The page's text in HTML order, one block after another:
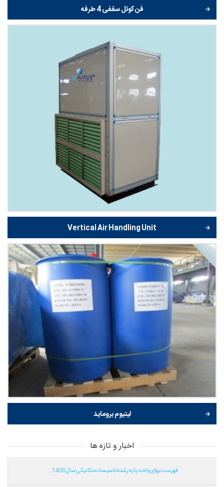
فن کوئل سقفی 4 طرفه
Vertical Air Handling Unit
لیتیوم بروماید
اخبار و تازه ها
فهرست بهای واحد پایه رشته تاسیسات مکانیکی سال 1400...